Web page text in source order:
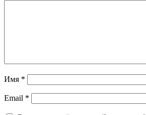
Имя *
Email *